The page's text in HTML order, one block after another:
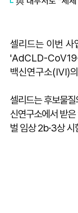
셀리드는 이번 사
'AdCLD-CoV19-
백신연구소(IVI)
셀리드는 후보물
신연구소에서 받
벌 임상 2b·3상 시